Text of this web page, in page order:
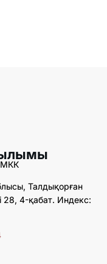
МКК
Талдықорған
28, 4-қабат. Индекс: